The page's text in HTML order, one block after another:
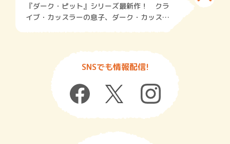
『ダーク・ピット』シリーズ最新作！ クラ
イブ・カッスラーの息子、ダーク・カッスラ
SNSでも情報配信!